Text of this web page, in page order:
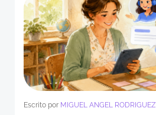
Escrito por MIGUEL ANGEL RODRIGUEZ